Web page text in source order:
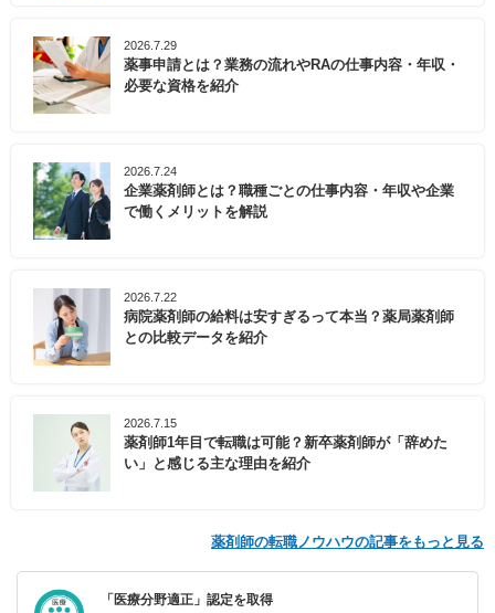
2026.7.29
薬事申請とは？業務の流れやRAの仕事内容・年収・
必要な資格を紹介
2026.7.24
企業薬剤師とは？職種ごとの仕事内容・年収や企業
で働くメリットを解説
2026.7.22
病院薬剤師の給料は安すぎるって本当？薬局薬剤師
との比較データを紹介
2026.7.15
薬剤師1年目で転職は可能？新卒薬剤師が「辞めた
い」と感じる主な理由を紹介
薬剤師の転職ノウハウの記事をもっと見る
「医療分野適正」認定を取得